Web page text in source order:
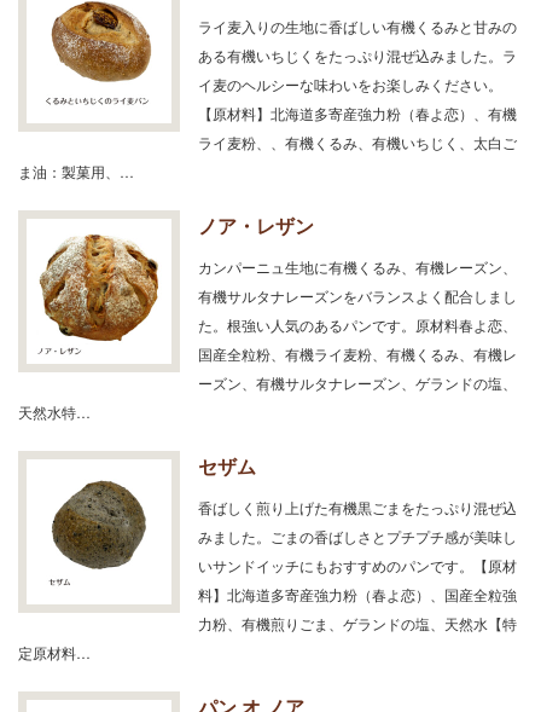
ライ麦入りの生地に香ばしい有機くるみと甘みの
ある有機いちじくをたっぷり混ぜ込みました。ラ
イ麦のヘルシーな味わいをお楽しみください。
【原材料】北海道多寄産強力粉（春よ恋）、有機
ライ麦粉、、有機くるみ、有機いちじく、太白ご
ま油：製菓用、…
ノア・レザン
カンパーニュ生地に有機くるみ、有機レーズン、
有機サルタナレーズンをバランスよく配合しまし
た。根強い人気のあるパンです。原材料春よ恋、
国産全粒粉、有機ライ麦粉、有機くるみ、有機レ
ーズン、有機サルタナレーズン、ゲランドの塩、
天然水特…
セザム
香ばしく煎り上げた有機黒ごまをたっぷり混ぜ込
みました。ごまの香ばしさとプチプチ感が美味し
いサンドイッチにもおすすめのパンです。【原材
料】北海道多寄産強力粉（春よ恋）、国産全粒強
力粉、有機煎りごま、ゲランドの塩、天然水【特
定原材料…